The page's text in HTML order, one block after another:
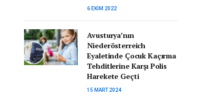
6 EKIM 2022
Avusturya’nın
Niederösterreich
Eyaletinde Çocuk Kaçırma
Tehditlerine Karşı Polis
Harekete Geçti
15 MART 2024